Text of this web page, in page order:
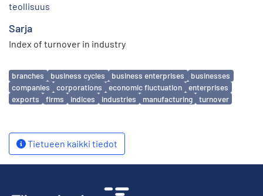
teollisuus
Sarja
Index of turnover in industry
Avainsanat
branches business cycles business enterprises
businesses
companies
corporations economic fluctuation
enterprises
exports
firms indices industries manufacturing turnover
Tietueen kaikki tiedot